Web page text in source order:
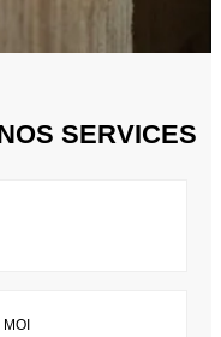
SERVICES
MOI